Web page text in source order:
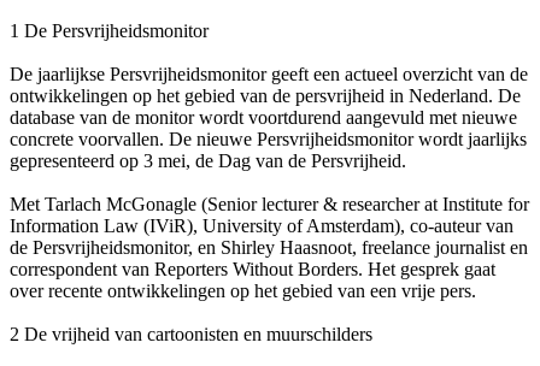
1 De Persvrijheidsmonitor
De jaarlijkse Persvrijheidsmonitor geeft een actueel overzicht van de
ontwikkelingen op het gebied van de persvrijheid in Nederland. De
database van de monitor wordt voortdurend aangevuld met nieuwe
concrete voorvallen. De nieuwe Persvrijheidsmonitor wordt jaarlijks
gepresenteerd op 3 mei, de Dag van de Persvrijheid.
Met Tarlach McGonagle (Senior lecturer & researcher at Institute for
Information Law (IViR), University of Amsterdam), co-auteur van
de Persvrijheidsmonitor, en Shirley Haasnoot, freelance journalist en
correspondent van Reporters Without Borders. Het gesprek gaat
over recente ontwikkelingen op het gebied van een vrije pers.
2 De vrijheid van cartoonisten en muurschilders